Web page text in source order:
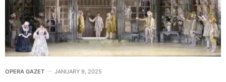
OPERA GAZET JANUARY 9, 2025